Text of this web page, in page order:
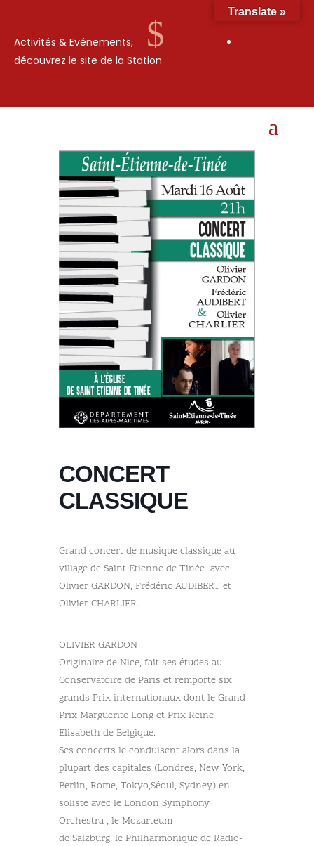
$
Activités & Evénements,
découvrez le site de la Station
CONCERT
CLASSIQUE
Grand concert de musique classique au
village de Saint Etienne de Tinée avec
Olivier GARDON, Frédéric AUDIBERT et
Olivier CHARLIER.
OLIVIER GARDON
Originaire de Nice, fait ses études au
Conservatoire de Paris et remporte six
grands Prix internationaux dont le Grand
Prix Marguerite Long et Prix Reine
Elisabeth de Belgique.
Ses concerts le conduisent alors dans la
plupart des capitales (Londres, New York,
Berlin, Rome, Tokyo,Séoul, Sydney,) en
soliste avec le London Symphony
Orchestra , le Mozarteum
de Salzburg, le Philharmonique de Radio-
Translate »